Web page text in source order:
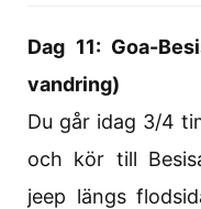
Dag 11: Goa-
vandring)
Du går idag 3/4
och kör till
jeep längs